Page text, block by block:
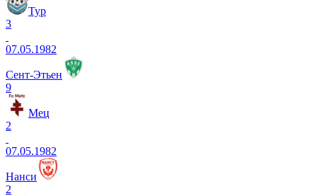
Тур
3
07.05.1982
Сент-Этьен
9
Мец
2
07.05.1982
Нанси
2